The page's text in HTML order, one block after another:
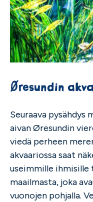
Øresundin
Seuraava pysähdys
aivan Øresundin
viedä perheen
akvaariossa saat
useimmille
maailmasta, joka
vuonojen pohjalla.